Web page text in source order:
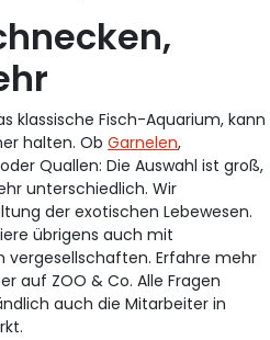
klassische Fisch-Aquarium, kann
halten. ObGarnelen,
Quallen: Die Auswahl ist groß,
unterschiedlich. Wir
der exotischen Lebewesen.
übrigens auch mit
vergesellschaften. Erfahre mehr
auf ZOO & Co. Alle Fragen
auch die Mitarbeiter in